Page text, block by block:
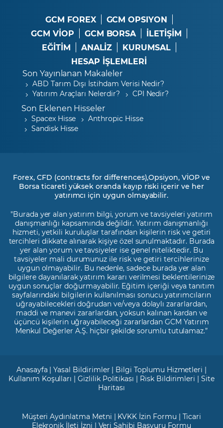
GCM FOREX
GCM OPSIYON
GCM VİOP
GCM BORSA
İLETİŞİM
EĞİTİM
ANALİZ
KURUMSAL
HESAP İŞLEMLERİ
Son Yayınlanan Makaleler
ABD Tarım Dışı İstihdam Verisi Nedir?
Yatırım Araçları Nelerdir?
CPI Nedir?
Son Eklenen Hisseler
Spacex Hisse
Anthropic Hisse
Sandisk Hisse
Forex, CFD (contracts for differences),Opsiyon, VİOP ve
Borsa ticareti yüksek oranda kayıp riski içerir ve her
yatırımcı için uygun olmayabilir.
"Burada yer alan yatırım bilgi, yorum ve tavsiyeleri yatırım
danışmanlığı kapsamında değildir. Yatırım danışmanlığı
hizmeti, yetkili kuruluşlar tarafından kişilerin risk ve getiri
tercihleri dikkate alınarak kişiye özel sunulmaktadır. Burada
yer alan yorum ve tavsiyeler ise genel niteliktedir. Bu
tavsiyeler mali durumunuz ile risk ve getiri tercihlerinize
uygun olmayabilir. Bu nedenle, sadece burada yer alan
bilgilere dayanılarak yatırım kararı verilmesi beklentilerinize
uygun sonuçlar doğurmayabilir. Eğitim içeriği veya tanıtım
sayfalarındaki bilgilerin kullanılması sonucu yatırımcıların
uğrayabilecekleri doğrudan ve/veya dolaylı zararlardan,
maddi ve manevi zararlardan, yoksun kalınan kardan ve
üçüncü kişilerin uğrayabileceği zararlardan GCM Yatırım
Menkul Değerler A.Ş. hiçbir şekilde sorumlu tutulamaz.”
Anasayfa |Yasal Bildirimler | Bilgi Toplumu Hizmetleri |
Kullanım Koşulları |Gizlilik Politikası | Risk Bildirimleri |Site
Haritası
Müşteri Aydınlatma Metni | KVKK İzin Formu | Ticari
Elekronik İleti İzni | Veri Sahibi Başvuru Formu